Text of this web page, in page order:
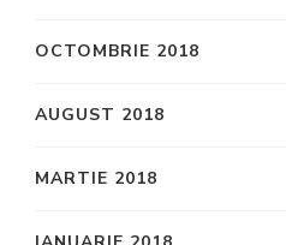
OCTOMBRIE 2018
AUGUST 2018
MARTIE 2018